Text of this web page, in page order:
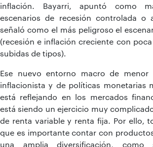
inflación. Bayarri, apuntó como
escenarios de recesión controlada o
señaló como el más peligroso el
(recesión e inflación creciente con
subidas de tipos).
Ese nuevo entorno macro de menor
inflacionista y de políticas monetarias
está reflejando en los mercados
está siendo un ejercicio muy
de renta variable y renta fija. Por ello,
que es importante contar con
una amplia diversificación,